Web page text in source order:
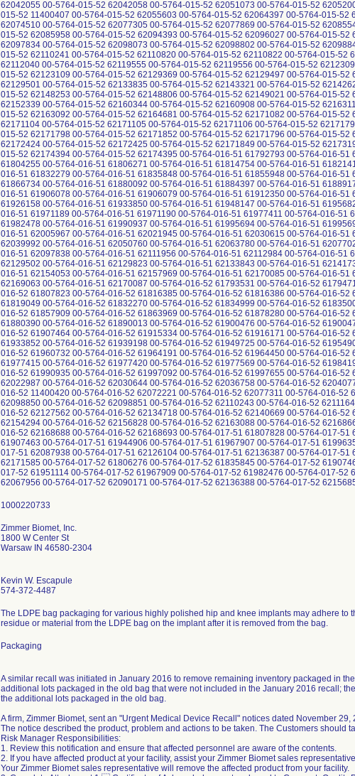
Zimmer Biomet, Inc.
1800 W Center St
Warsaw IN 46580-2304
Kevin W. Escapule
574-372-4487
The LDPE bag packaging for various highly polished hip and knee implants may adhere to
residue or material from the LDPE bag on the implant after it is removed from the bag.
Packaging
A similar recall was initiated in January 2016 to remove remaining inventory packaged in
additional lots packaged in the old bag that were not included in the January 2016 recall;
the additional lots packaged in the old bag.
A firm, Zimmer Biomet, sent an "Urgent Medical Device Recall" notices dated November
The notice described the product, problem and actions to be taken. The Customers should
Risk Manager Responsibilities:
1. Review this notification and ensure that affected personnel are aware of the contents.
2. If you have affected product at your facility, assist your Zimmer Biomet sales
Your Zimmer Biomet sales representative will remove the affected product from your facility.